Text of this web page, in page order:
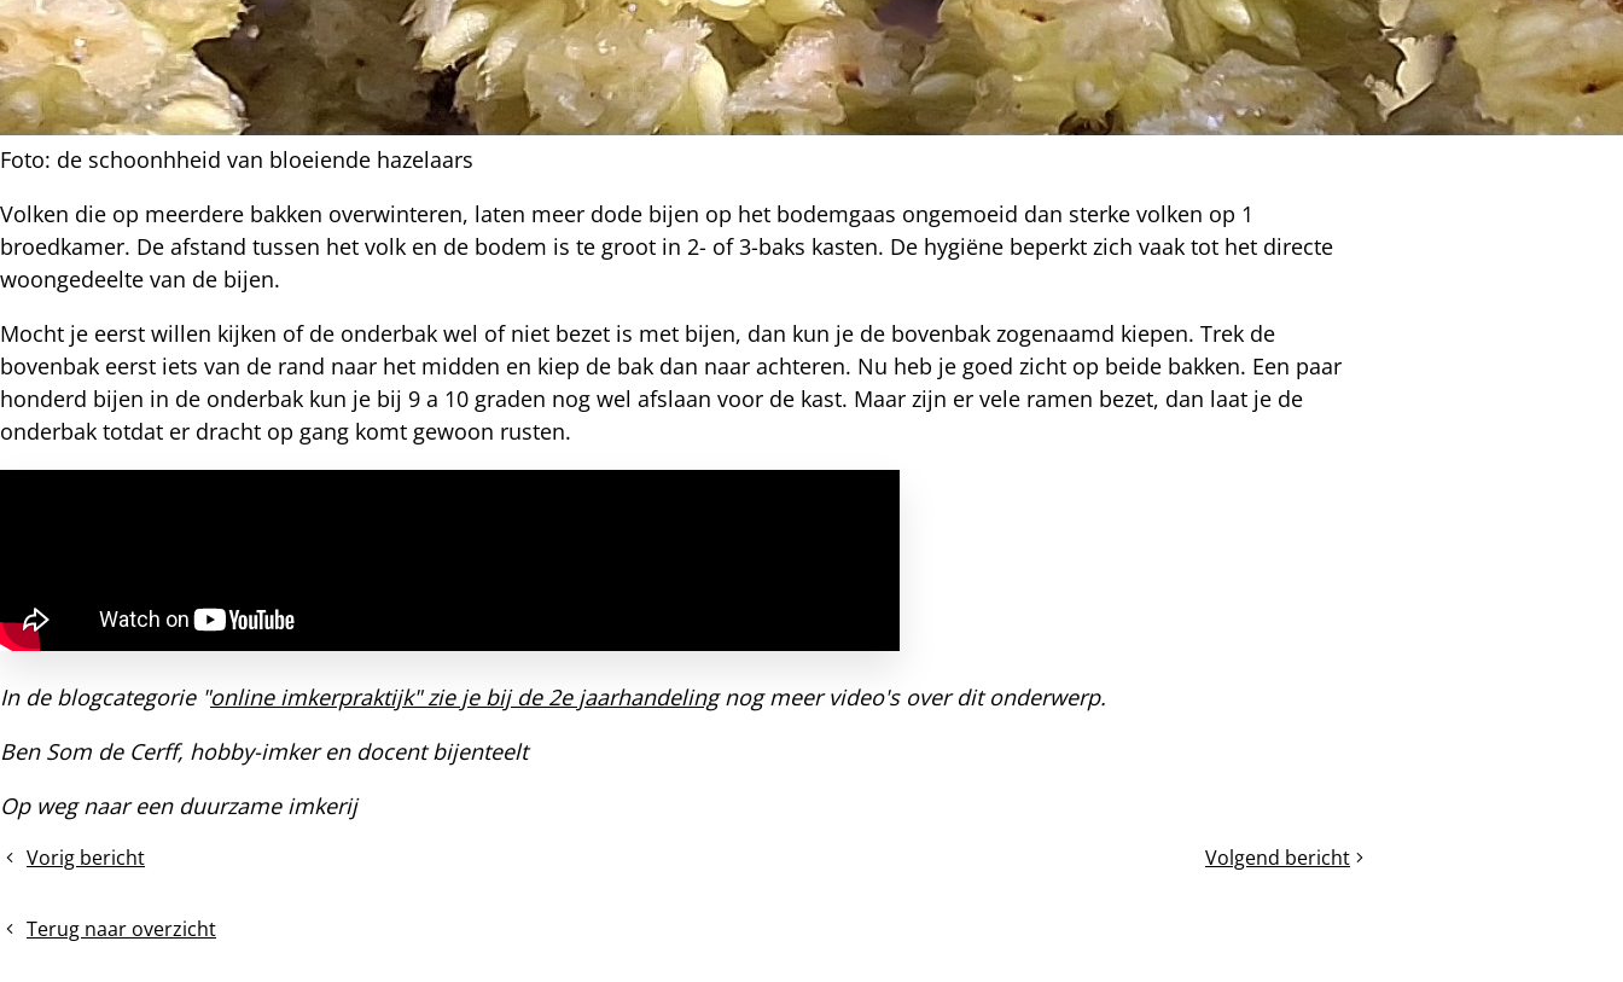
Foto: de schoonhheid van bloeiende hazelaars
Volken die op meerdere bakken overwinteren, laten meer dode bijen op het bodemgaas ongemoeid dan sterke volken op 1
broedkamer. De afstand tussen het volk en de bodem is te groot in 2- of 3-baks kasten. De hygiëne beperkt zich vaak tot het directe
woongedeelte van de bijen.
Mocht je eerst willen kijken of de onderbak wel of niet bezet is met bijen, dan kun je de bovenbak zogenaamd kiepen. Trek de
bovenbak eerst iets van de rand naar het midden en kiep de bak dan naar achteren. Nu heb je goed zicht op beide bakken. Een paar
honderd bijen in de onderbak kun je bij 9 a 10 graden nog wel afslaan voor de kast. Maar zijn er vele ramen bezet, dan laat je de
onderbak totdat er dracht op gang komt gewoon rusten.
In de blogcategorie "online imkerpraktijk" zie je bij de 2e jaarhandelingnog meer video's over dit onderwerp.
Ben Som de Cerff, hobby-imker en docent bijenteelt
Op weg naar een duurzame imkerij
Vorig bericht
Wat
je
Volgend bericht
Arrestraammethode
Terug naar overzicht